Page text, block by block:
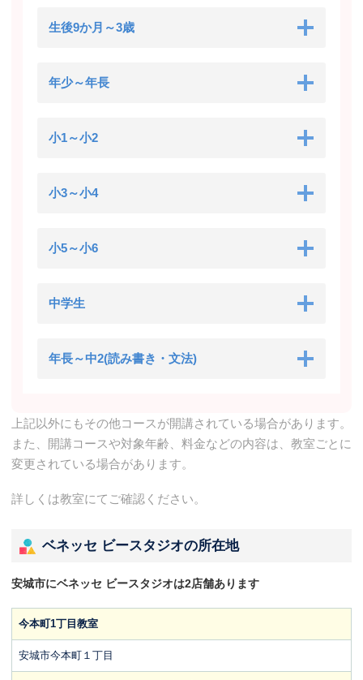
生後9か月～3歳
年少～年長
小1～小2
小3～小4
小5～小6
中学生
年長～中2(読み書き・文法)
上記以外にもその他コースが開講されている場合があります。
また、開講コースや対象年齢、料金などの内容は、教室ごとに
変更されている場合があります。
詳しくは教室にてご確認ください。
ベネッセ ビースタジオの所在地
安城市にベネッセ ビースタジオは2店舗あります
今本町1丁目教室
安城市今本町１丁目